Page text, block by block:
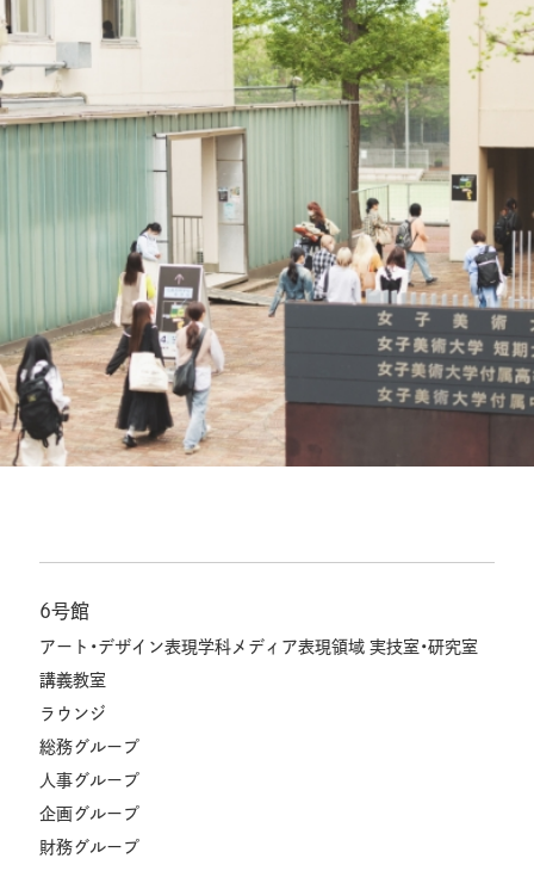
6号館
アート・デザイン表現学科メディア表現領域 実技室・研究室
講義教室
ラウンジ
総務グループ
人事グループ
企画グループ
財務グループ